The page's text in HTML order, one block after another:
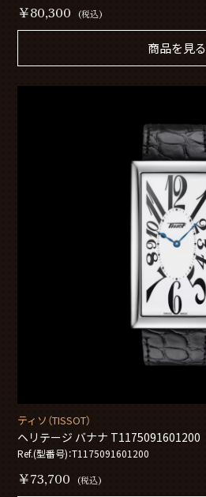
￥80,300 (税込)
商品を見る
ティソ（TISSOT）
ヘリテージ バナナ T1175091601200
Ref.(型番号)：T1175091601200
￥73,700 (税込)